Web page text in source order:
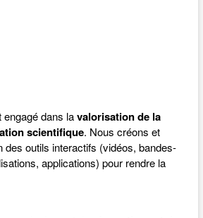
dans lavalorisation de la
scientifique. Nous créons et
des outils interactifs (vidéos, bandes-
applications) pour rendre la